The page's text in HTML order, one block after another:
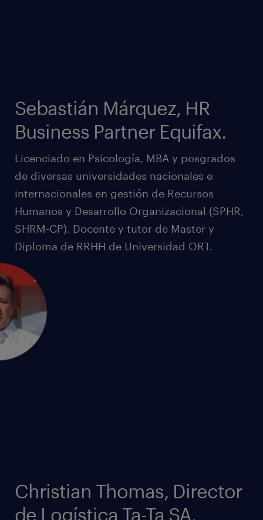
Sebastián Márquez, HR
Business Partner Equifax.
Licenciado en Psicología, MBA y posgrados
de diversas universidades nacionales e
internacionales en gestión de Recursos
Humanos y Desarrollo Organizacional (SPHR,
SHRM-CP). Docente y tutor de Master y
Diploma de RRHH de Universidad ORT.
Christian Thomas, Director
de Logística Ta-Ta SA.